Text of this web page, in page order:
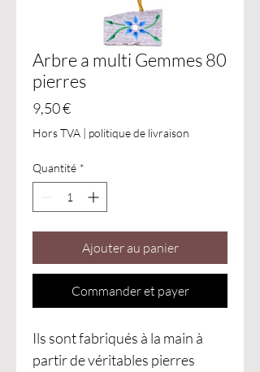
Arbre a multi Gemmes 80
pierres
9,50 €Prix
Hors TVA | politique de livraison
Quantité *
Ajouter au panier
Commander et payer
Ils sont fabriqués à la main à
partir de véritables pierres